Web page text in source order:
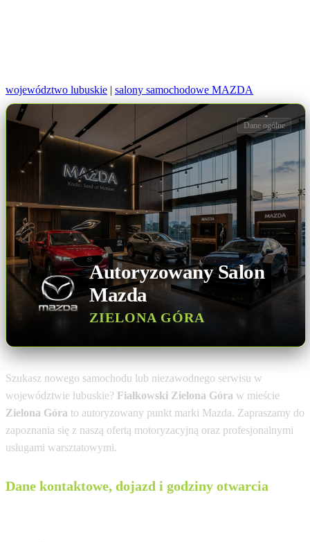
województwo lubuskie | salony samochodowe MAZDA
Autoryzowany Salon
Mazda
ZIELONA GÓRA
Dane ogólne
Szukasz nowego samochodu lub niezawodnego serwisu w
województwie lubuskie? Fiałkowski Zielona Góra w mieście
Zielona Góra to autoryzowany punkt marki Mazda. Zapraszamy do
zapoznania się z naszą ofertą motoryzacyjną oraz profesjonalnymi
usługami warsztatowymi.
Dane kontaktowe, dojazd i godziny otwarcia